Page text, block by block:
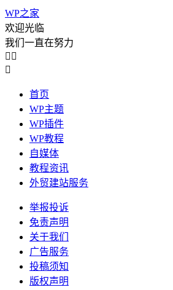
WP之家
欢迎光临
我们一直在努力
 

首页
WP主题
WP插件
WP教程
自媒体
教程资讯
外贸建站服务
举报投诉
免责声明
关于我们
广告服务
投稿须知
版权声明